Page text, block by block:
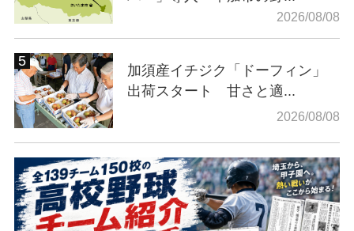
2026/08/08
加須産イチジク「ドーフィン」
出荷スタート 甘さと適...
2026/08/08